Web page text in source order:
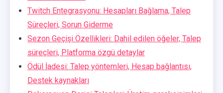
Twitch Entegrasyonu: Hesapları Bağlama, Talep
Süreçleri, Sorun Giderme
Sezon Geçişi Özellikleri: Dahil edilen öğeler, Talep
süreçleri, Platforma özgü detaylar
Ödül İadesi: Talep yöntemleri, Hesap bağlantısı,
Destek kaynakları